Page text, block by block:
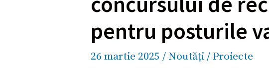
pentru posturile
26 martie 2025 / Noutăți/ Proiecte